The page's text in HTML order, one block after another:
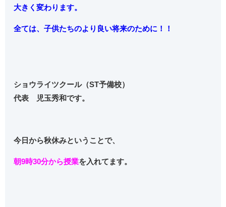
大きく変わります。
全ては、子供たちのより良い将来のために！！
ショウライツクール（ST予備校）
代表 児玉秀和です。
今日から秋休みということで、
朝9時30分から授業を入れてます。